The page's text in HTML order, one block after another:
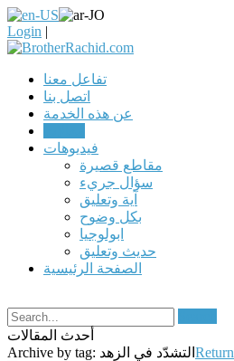
Login |
تفاعل معنا
اتصل بنا
عن هذه الخدمة
فيديوهات
مقاطع قصيرة
سؤال جريء
آية وتعليق
بكل وضوح
ابولوجيا
حديث وتعليق
الصفحة الرئيسية
أحدث المقالات
Archive by tag: التشدّد في الزهد Return